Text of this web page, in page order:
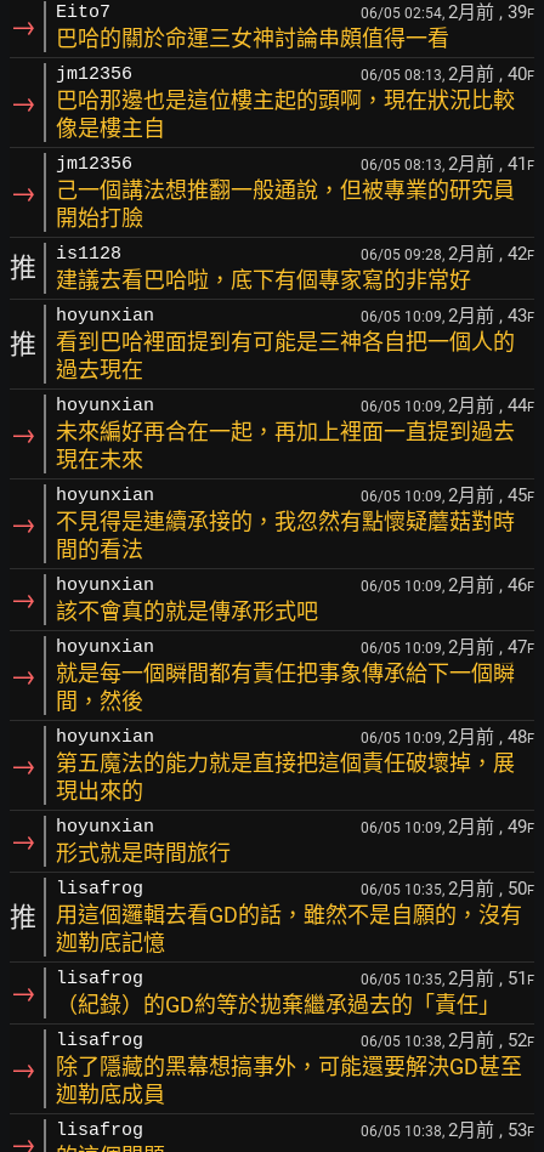
→ Eito7 06/05 02:54, 2月前 , 39F
巴哈的關於命運三女神討論串頗值得一看
→
jm12356 06/05 08:13, 2月前 , 40F
巴哈那邊也是這位樓主起的頭啊，現在狀況比較
像是樓主自
→
jm12356 06/05 08:13, 2月前 , 41 F
己一個講法想推翻一般通說，但被專業的研究員
開始打臉
推 is1128 06/05 09:28, 2月前 , 42F
建議去看巴哈啦，底下有個專家寫的非常好
推
hoyunxian 06/05 10:09, 2月前 , 43F
看到巴哈裡面提到有可能是三神各自把一個人的
過去現在
→
hoyunxian 06/05 10:09, 2月前 , 44F
未來編好再合在一起，再加上裡面一直提到過去
現在未來
→
hoyunxian 06/05 10:09, 2月前 , 45F
不見得是連續承接的，我忽然有點懷疑蘑菇對時
間的看法
→ hoyunxian 06/05 10:09, 2月前 , 46F
該不會真的就是傳承形式吧
→
hoyunxian 06/05 10:09, 2月前 , 47F
就是每一個瞬間都有責任把事象傳承給下一個瞬
間，然後
→
hoyunxian 06/05 10:09, 2月前 , 48F
第五魔法的能力就是直接把這個責任破壞掉，展
現出來的
→ hoyunxian 06/05 10:09, 2月前 , 49F
形式就是時間旅行
推
lisafrog 06/05 10:35, 2月前 , 50F
用這個邏輯去看GD的話，雖然不是自願的，沒有
迦勒底記憶
→ lisafrog 06/05 10:35, 2月前 , 51 F
（紀錄）的GD約等於拋棄繼承過去的「責任」
→
lisafrog 06/05 10:38, 2月前 , 52F
除了隱藏的黑幕想搞事外，可能還要解決GD甚至
迦勒底成員
→ lisafrog 06/05 10:38, 2月前 , 53F